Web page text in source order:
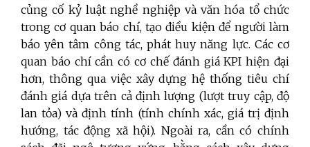
củng cố kỷ luật nghề nghiệp và văn hóa tổ chức
trong cơ quan báo chí, tạo điều kiện để người làm
báo yên tâm công tác, phát huy năng lực. Các cơ
quan báo chí cần có cơ chế đánh giá KPI hiện đại
hơn, thông qua việc xây dựng hệ thống tiêu chí
đánh giá dựa trên cả định lượng (lượt truy cập, độ
lan tỏa) và định tính (tính chính xác, giá trị định
hướng, tác động xã hội). Ngoài ra, cần có chính